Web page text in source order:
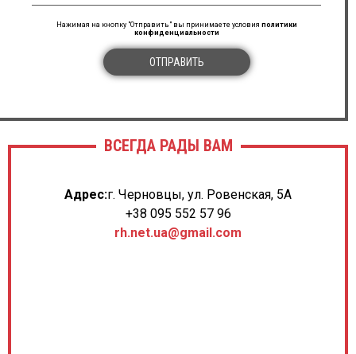
Нажимая на кнопку "Отправить" вы принимаете условия политики
конфиденциальности
ОТПРАВИТЬ
ВСЕГДА РАДЫ ВАМ
Адрес:г. Черновцы, ул. Ровенская, 5А
+38 095 552 57 96
rh.net.ua@gmail.com